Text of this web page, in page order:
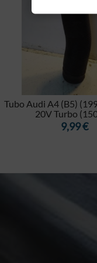
Tubo Audi A4 (B5)
20V Turbo
Precio
9,99 €